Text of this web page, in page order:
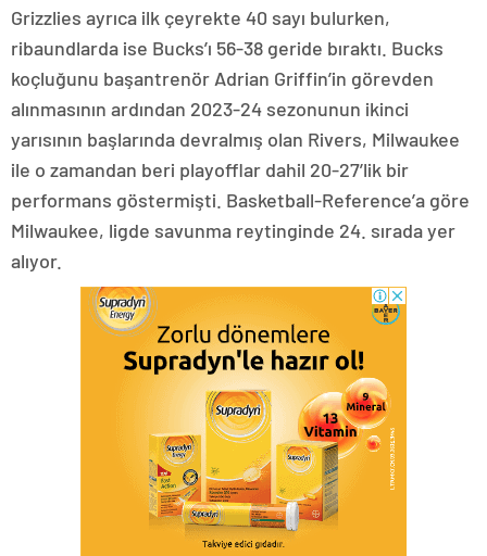
Grizzlies ayrıca ilk çeyrekte 40 sayı bulurken,
ribaundlarda ise Bucks’ı 56-38 geride bıraktı. Bucks
koçluğunu başantrenör Adrian Griffin’in görevden
alınmasının ardından 2023-24 sezonunun ikinci
yarısının başlarında devralmış olan Rivers, Milwaukee
ile o zamandan beri playofflar dahil 20-27’lik bir
performans göstermişti. Basketball-Reference’a göre
Milwaukee, ligde savunma reytinginde 24. sırada yer
alıyor.